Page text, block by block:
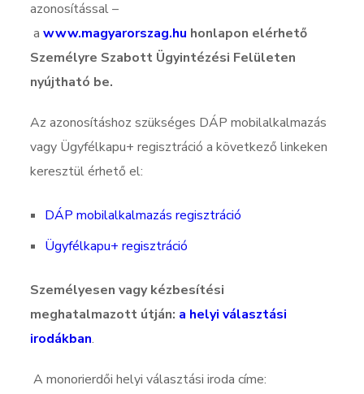
azonosítással –
awww.magyarorszag.hu honlapon elérhető
Személyre Szabott Ügyintézési Felületen
nyújtható be.
Az azonosításhoz szükséges DÁP mobilalkalmazás
vagy Ügyfélkapu+ regisztráció a következő linkeken
keresztül érhető el:
DÁP mobilalkalmazás regisztráció
Ügyfélkapu+ regisztráció
Személyesen vagy kézbesítési
meghatalmazott útján: a helyi választási
irodákban.
A monorierdői helyi választási iroda címe: